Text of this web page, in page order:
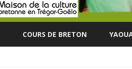
COURS DE BRETON